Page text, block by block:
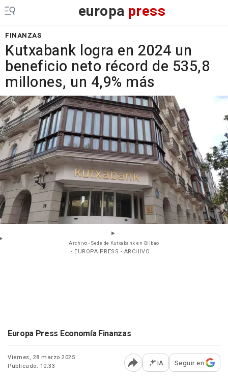
europa press
FINANZAS
Kutxabank logra en 2024 un
beneficio neto récord de 535,8
millones, un 4,9% más
Archivo - Sede de Kutxabank en Bilbao
- EUROPA PRESS - ARCHIVO
Europa Press Economía Finanzas
Viernes, 28 marzo 2025
Publicado: 10:33
Abrir opciones para
IA Seguir en